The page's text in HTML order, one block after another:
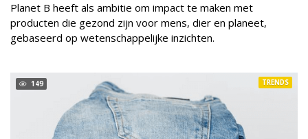
Planet B heeft als ambitie om impact te maken met
producten die gezond zijn voor mens, dier en planeet,
gebaseerd op wetenschappelijke inzichten.
149 TRENDS